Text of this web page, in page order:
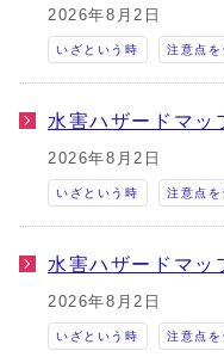
2026年8月2日
いざという時 注意点を
水害ハザードマッ
2026年8月2日
いざという時 注意点を
水害ハザードマッ
2026年8月2日
いざという時 注意点を